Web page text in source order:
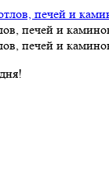
печей и
печей и